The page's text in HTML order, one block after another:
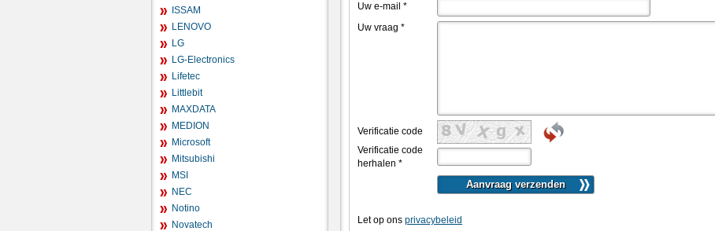
ISSAM
LENOVO
LG
LG-Electronics
Lifetec
Littlebit
MAXDATA
MEDION
Microsoft
Mitsubishi
MSI
NEC
Notino
Novatech
Uw e-mail *
Uw vraag *
Verificatie code
Verificatie code
herhalen *
Let op ons privacybeleid